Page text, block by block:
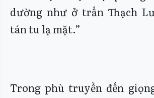
dường như ở trấn Thạch
tán tu lạ mặt.”
Trong phù truyền đến